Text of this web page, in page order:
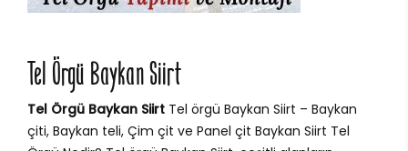
Tel Örgü Baykan Siirt
Tel Örgü Baykan Siirt Tel örgü Baykan Siirt – Baykan
çiti, Baykan teli, Çim çit ve Panel çit Baykan Siirt Tel